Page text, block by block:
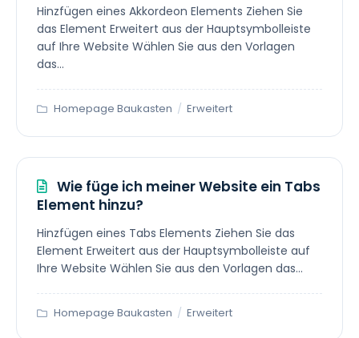
Hinzfügen eines Akkordeon Elements Ziehen Sie
das Element Erweitert aus der Hauptsymbolleiste
auf Ihre Website Wählen Sie aus den Vorlagen
das...
Homepage Baukasten / Erweitert
Wie füge ich meiner Website ein Tabs
Element hinzu?
Hinzfügen eines Tabs Elements Ziehen Sie das
Element Erweitert aus der Hauptsymbolleiste auf
Ihre Website Wählen Sie aus den Vorlagen das...
Homepage Baukasten / Erweitert